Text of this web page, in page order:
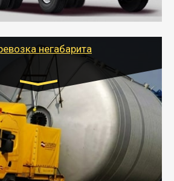
поможет быстро перевезти
продукты в любой город России с
негабарита
км. Рассчитывается
и негабаритных грузов
получения разрешения на
7-14 дней).